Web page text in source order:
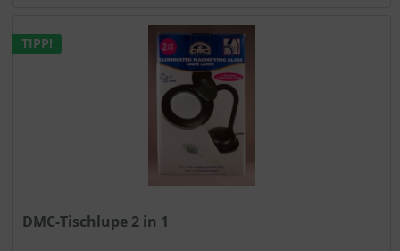
TIPP!
DMC-Tischlupe 2 in 1